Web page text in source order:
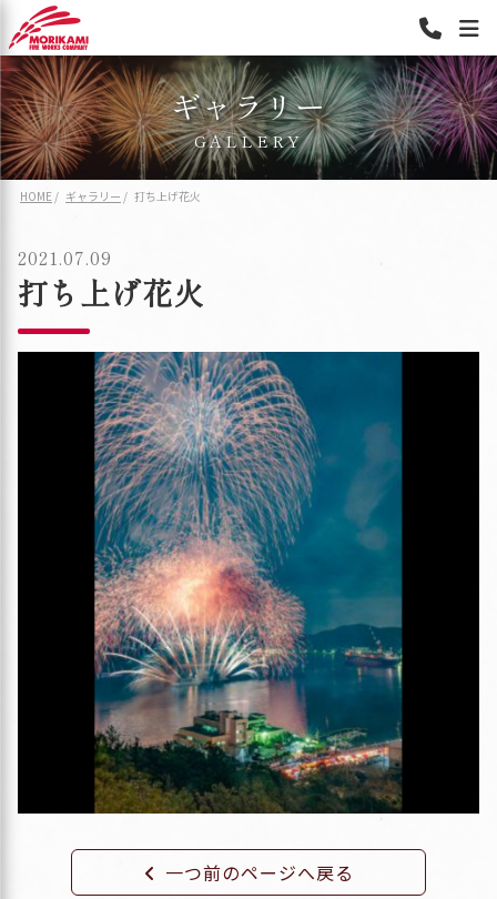
ギャラリー
GALLERY
HOME ギャラリー 打ち上げ花火
2021.07.09
打ち上げ花火
一つ前のページへ戻る